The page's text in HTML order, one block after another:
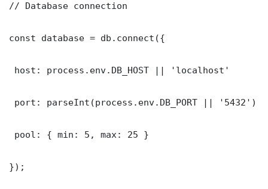
// Database connection
const database = db.connect({
host: process.env.DB_HOST || 'localhost'
port: parseInt(process.env.DB_PORT || '5432')
pool: { min: 5, max: 25 }
});